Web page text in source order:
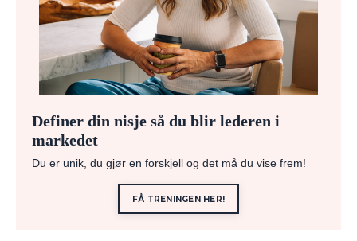
Definer din nisje så du blir lederen i
markedet
Du er unik, du gjør en forskjell og det må du vise frem!
FÅ TRENINGEN HER!